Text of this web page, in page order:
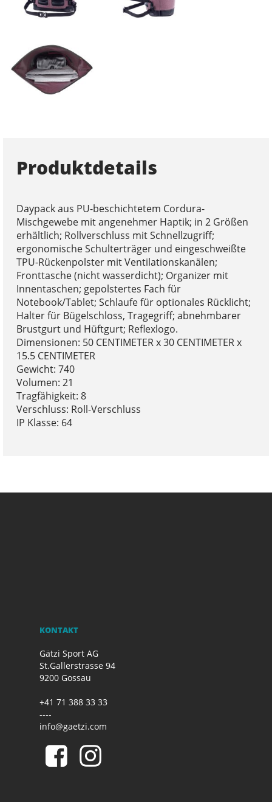
Produktdetails
Daypack aus PU-beschichtetem Cordura-
Mischgewebe mit angenehmer Haptik; in 2 Größen
erhältlich; Rollverschluss mit Schnellzugriff;
ergonomische Schulterträger und eingeschweißte
TPU-Rückenpolster mit Ventilationskanälen;
Fronttasche (nicht wasserdicht); Organizer mit
Innentaschen; gepolstertes Fach für
Notebook/Tablet; Schlaufe für optionales Rücklicht;
Halter für Bügelschloss, Tragegriff; abnehmbarer
Brustgurt und Hüftgurt; Reflexlogo.
Dimensionen: 50 CENTIMETER x 30 CENTIMETER x
15.5 CENTIMETER
Gewicht: 740
Volumen: 21
Tragfähigkeit: 8
Verschluss: Roll-Verschluss
IP Klasse: 64
KONTAKT
Gätzi Sport AG
St.Gallerstrasse 94
9200 Gossau
+41 71 388 33 33
----
info@gaetzi.com